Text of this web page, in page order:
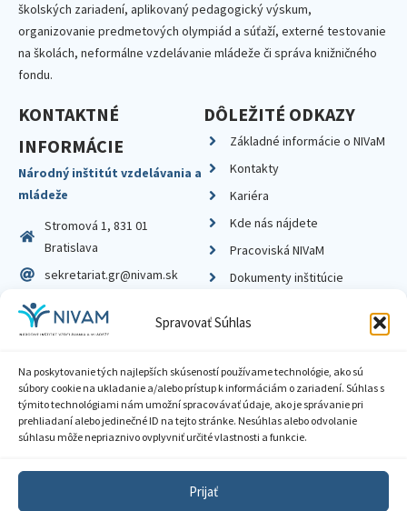
Spravovať Súhlas
Na poskytovanie tých najlepších skúseností používame technológie, ako sú
súbory cookie na ukladanie a/alebo prístup k informáciám o zariadení. Súhlas s
týmito technológiami nám umožní spracovávať údaje, ako je správanie pri
prehliadaní alebo jedinečné ID na tejto stránke. Nesúhlas alebo odvolanie
súhlasu môže nepriaznivo ovplyvniť určité vlastnosti a funkcie.
Prijať
školských zariadení, aplikovaný pedagogický výskum,
organizovanie predmetových olympiád a súťaží, externé testovanie
na školách, neformálne vzdelávanie mládeže či správa knižničného
fondu.
KONTAKTNÉ
INFORMÁCIE
Národný inštitút vzdelávania a
mládeže
Stromová 1, 831 01
Bratislava
sekretariat.gr@nivam.sk
IČO: 00164348
DIČ: 2020798714
DÔLEŽITÉ ODKAZY
Základné informácie o NIVaM
Kontakty
Kariéra
Kde nás nájdete
Pracoviská NIVaM
Dokumenty inštitúcie
Zásady ochrany súkromia
Sprístupnenie informácií